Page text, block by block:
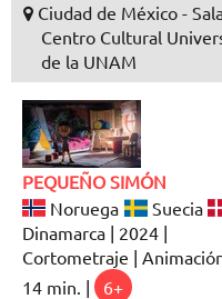
Ciudad de México -
Centro Cultural
de la UNAM
PEQUEÑO SIMÓN
Noruega
Suecia
Dinamarca | 2024 |
Cortometraje |
14 min. |
6+